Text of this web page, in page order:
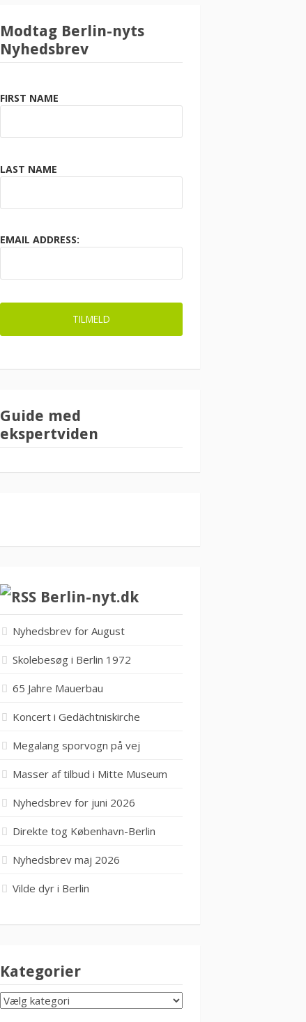
Modtag Berlin-nyts
Nyhedsbrev
FIRST NAME
LAST NAME
EMAIL ADDRESS:
Guide med
ekspertviden
Berlin-nyt.dk
Nyhedsbrev for August
Skolebesøg i Berlin 1972
65 Jahre Mauerbau
Koncert i Gedächtniskirche
Megalang sporvogn på vej
Masser af tilbud i Mitte Museum
Nyhedsbrev for juni 2026
Direkte tog København-Berlin
Nyhedsbrev maj 2026
Vilde dyr i Berlin
Kategorier
KATEGORIER